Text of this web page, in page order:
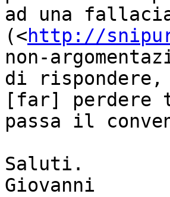
ad una
(<http://
non-
di rispondere,
[far] perdere
passa il
Saluti.
Giovanni